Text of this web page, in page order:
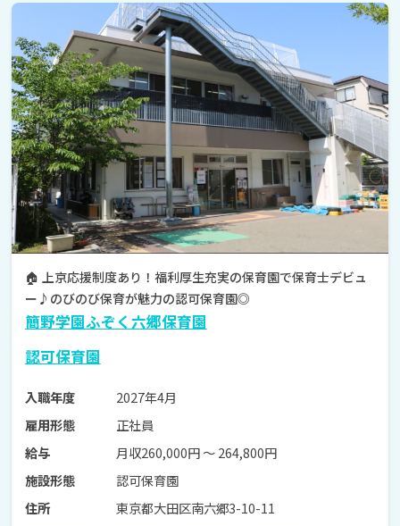
🏠 上京応援制度あり！福利厚生充実の保育園で保育士デビュ
ー♪のびのび保育が魅力の認可保育園◎
簡野学園ふぞく六郷保育園
認可保育園
入職年度
2027年4月
雇用形態
正社員
給与
月収260,000円 〜 264,800円
施設形態
認可保育園
住所
東京都大田区南六郷3-10-11